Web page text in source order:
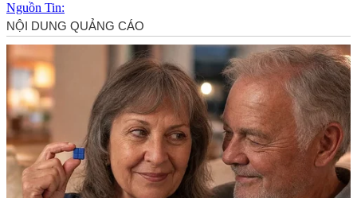
Nguồn Tin: